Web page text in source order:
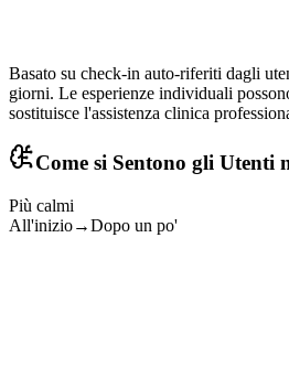
Basato su check-in auto-riferiti dagli
giorni. Le esperienze individuali
sostituisce l'assistenza clinica
Come si Sentono gli Utenti
Più calmi
All'inizio→Dopo un po'